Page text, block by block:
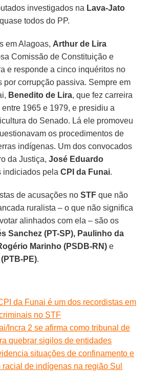
investigados na Lava-Jato
todos do PP.
em Alagoas, Arthur de Lira
Comissão de Constituição e
e responde a cinco inquéritos no
por corrupção passiva. Sempre em
Benedito de Lira, que fez carreira
1965 e 1979, e presidiu a
do Senado. Lá ele promoveu
os procedimentos de
indígenas. Um dos convocados
da Justiça,José Eduardo
indiciados pelaCPI da Funai.
de acusações noSTF que não
ruralista – o que não significa
alinhados com ela – são os
Sanchez (PT-SP), Paulinho da
Marinho (PSDB-RN) e
PE).
da Funai é um dos recordistas em
no STF
Incra 2 se afirma como tribunal de
quebrar sigilos de entidades
situações de confinamento e
de indígenas na região Sul